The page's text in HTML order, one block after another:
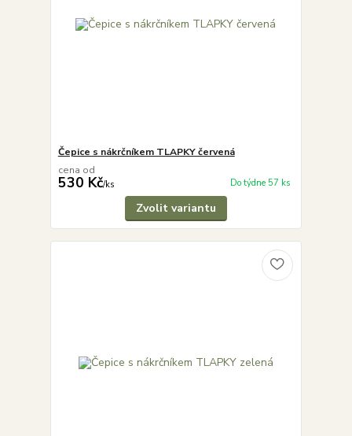
Čepice s nákrčníkem TLAPKY červená
cena od
530 Kč/ks Do týdne 57 ks
Zvolit variantu